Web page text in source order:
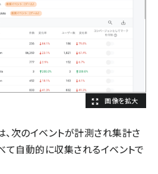
次のイベントが計測され集計さ
て自動的に収集されるイベントで